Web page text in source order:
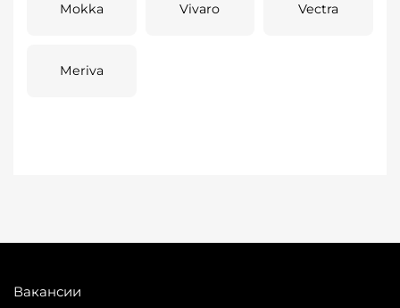
Mokka Vivaro Vectra
Meriva
Вакансии